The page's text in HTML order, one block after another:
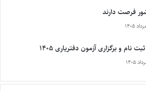
فرصت دارند
نام و برگزاری آزمون دفتریاری ۱۴۰۵